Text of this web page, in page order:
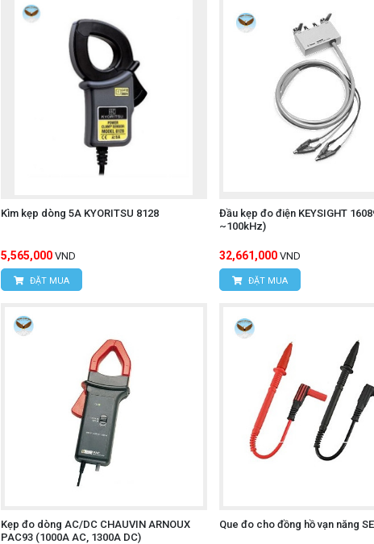
Kìm kẹp dòng 5A KYORITSU 8128
5,565,000 VND
ĐẶT MUA
Đầu kẹp đo điện KEYSIGHT
~100kHz)
32,661,000 VND
ĐẶT MUA
Kẹp đo dòng AC/DC CHAUVIN ARNOUX
PAC93 (1000A AC, 1300A DC)
Que đo cho đồng hồ vạn năng